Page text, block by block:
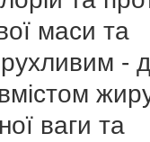
маси та
-
ваги та